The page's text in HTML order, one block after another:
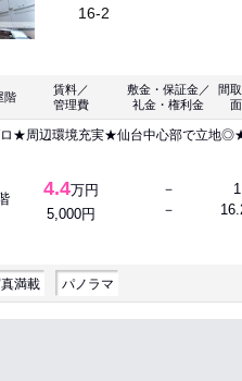
16-2
階
賃料／
管理費
敷金・保証金／
礼金・権利金
間
ロ★周辺環境充実★仙台中心部で立地
4.4万円
5,000円
－
－
満載 パノラマ